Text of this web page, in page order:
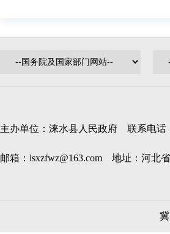
主办单位：涞水县人民政府 联系电话
邮箱：lsxzfwz@163.com 地址：河北